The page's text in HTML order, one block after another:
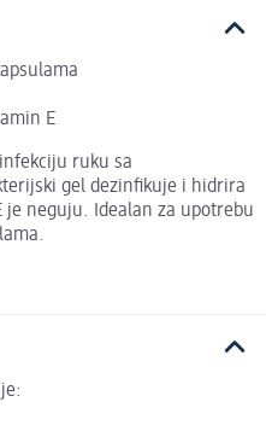
E
ruku sa
gel dezinfikuje i hidrira
neguju. Idealan za upotrebu